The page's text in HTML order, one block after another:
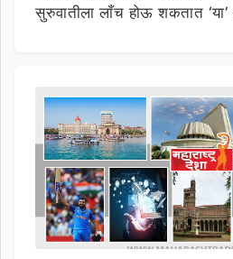
सुरुवातीला लाँच होऊ शकतात ‘या’